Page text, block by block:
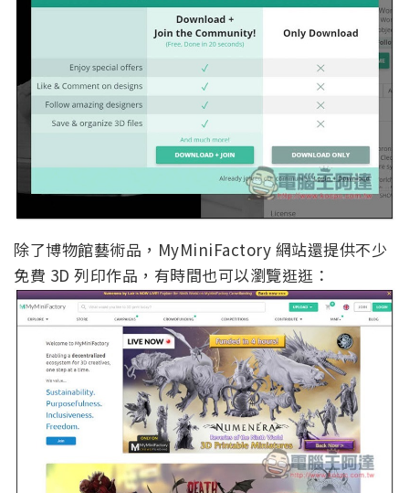
除了博物館藝術品，MyMiniFactory 網站還提供不少
免費 3D 列印作品，有時間也可以瀏覽逛逛：